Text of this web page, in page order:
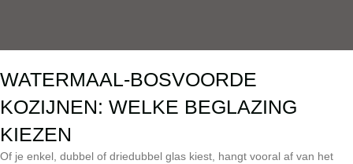
WATERMAAL-BOSVOORDE
KOZIJNEN: WELKE BEGLAZING
KIEZEN
Of je enkel, dubbel of driedubbel glas kiest, hangt vooral af van het